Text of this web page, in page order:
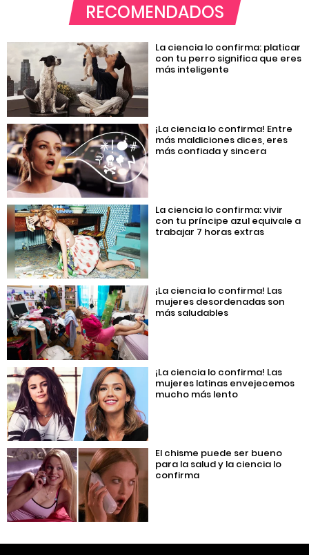
RECOMENDADOS
La ciencia lo confirma: platicar
con tu perro significa que eres
más inteligente
¡La ciencia lo confirma! Entre
más maldiciones dices, eres
más confiada y sincera
La ciencia lo confirma: vivir
con tu príncipe azul equivale a
trabajar 7 horas extras
¡La ciencia lo confirma! Las
mujeres desordenadas son
más saludables
¡La ciencia lo confirma! Las
mujeres latinas envejecemos
mucho más lento
El chisme puede ser bueno
para la salud y la ciencia lo
confirma